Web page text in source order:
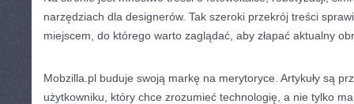
narzędziach dla designerów. Tak szeroki przekrój treści
miejscem, do którego warto zaglądać, aby złapać aktualny
Mobzilla.pl buduje swoją markę na merytoryce. Artykuły są
użytkowniku, który chce zrozumieć technologię, a nie tylko